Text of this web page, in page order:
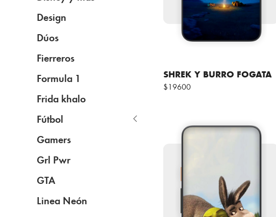
SHREK Y BURRO FOGATA
$19600
Design
Dúos
Fierreros
Formula 1
Frida khalo
Fútbol
Gamers
Grl Pwr
GTA
Linea Neón